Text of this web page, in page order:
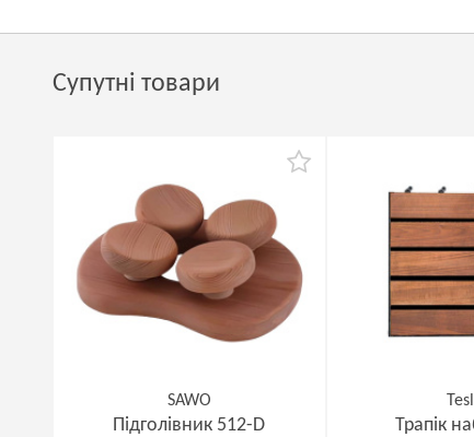
Супутні товари
SAWO
Підголівник 512-D
Трапік